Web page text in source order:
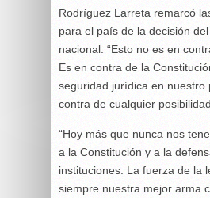
Rodríguez Larreta remarcó
para el país de la decisión
nacional: “Esto no es en
Es en contra de la
seguridad jurídica en nuestro
contra de cualquier
“Hoy más que nunca nos
a la Constitución y a la
instituciones. La fuerza de la
siempre nuestra mejor arma